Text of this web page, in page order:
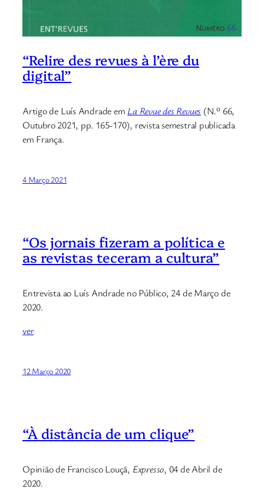
“Relire des revues à l’ère du
digital”
Artigo de Luís Andrade em La Revue des Revues (N.º 66,
Outubro 2021, pp. 165-170), revista semestral publicada
em França.
4 Março 2021
“Os jornais fizeram a política e
as revistas teceram a cultura”
Entrevista ao Luís Andrade no Público, 24 de Março de
2020.
ver
12 Março 2020
“À distância de um clique”
Opinião de Francisco Louçã, Expresso, 04 de Abril de
2020.